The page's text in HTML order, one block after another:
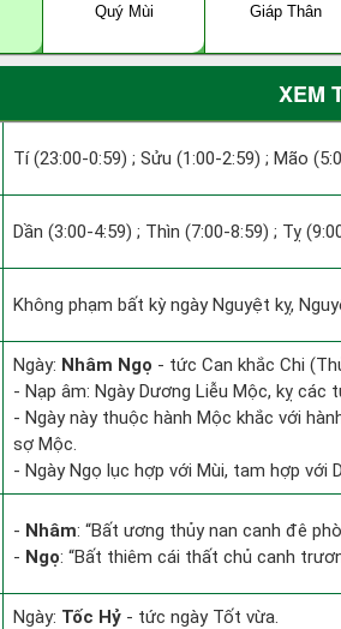
Quý Mùi
Giáp Thân
XEM
Tí (23:00-0:59) ; Sửu (1:00-2:59) ; Mão
Dần (3:00-4:59) ; Thìn (7:00-8:59) ; Tỵ
Không phạm bất kỳ ngày Nguyệt kỵ,
Ngày: Nhâm Ngọ - tức Can khắc Chi
- Nạp âm: Ngày Dương Liễu Mộc, kỵ các
- Ngày này thuộc hành Mộc khắc với
sợ Mộc.
- Ngày Ngọ lục hợp với Mùi, tam hợp với
- Nhâm: “Bất ương thủy nan canh đê
- Ngọ: “Bất thiêm cái thất chủ canh
Ngày: Tốc Hỷ - tức ngày Tốt vừa.